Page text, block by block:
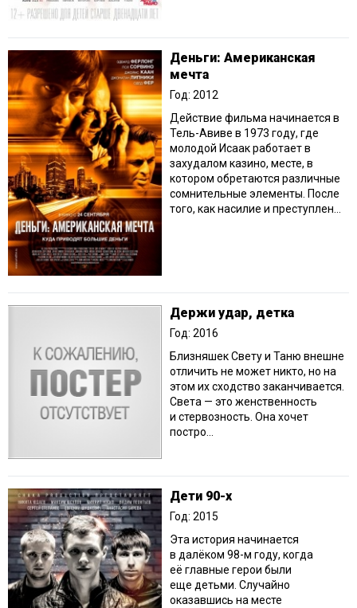
Деньги: Американская
мечта
Год: 2012
Действие фильма начинается в
Тель-Авиве в 1973 году, где
молодой Исаак работает в
захудалом казино, месте, в
котором обретаются различные
сомнительные элементы. После
того, как насилие и преступлен...
Держи удар, детка
Год: 2016
Близняшек Свету и Таню внешне
отличить не может никто, но на
этом их сходство заканчивается.
Света — это женственность
и стервозность. Она хочет
постро...
Дети 90-х
Год: 2015
Эта история начинается
в далёком 98-м году, когда
её главные герои были
еще детьми. Случайно
оказавшись на месте